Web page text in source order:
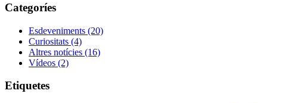
Categoríes
Esdeveniments (20)
Curiositats (4)
Altres notícies (16)
Vídeos (2)
Etiquetes